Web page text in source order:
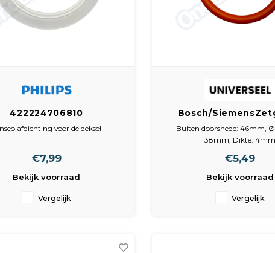
422224706810
Rond
afdichting voor de deksel
€7,99
Bekijk voorraad
Vergelijk
Bosch/
00625379 ring
46mm, Ø binnen:
Buiten doorsnede: 46mm,
38mm, Dikte: 4mm
€5,49
Bekijk voorraad
Vergelijk